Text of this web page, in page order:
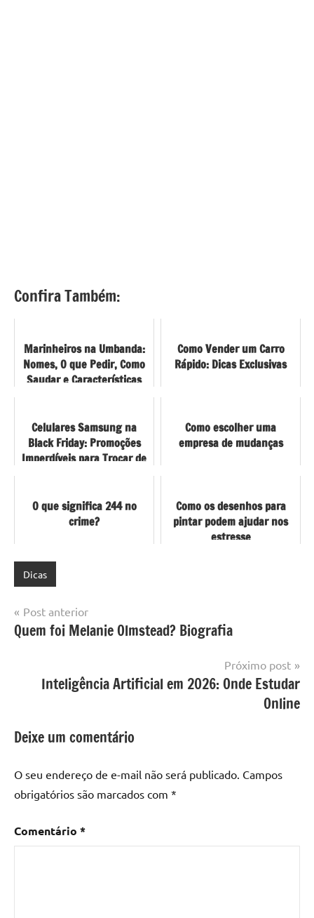
Confira Também:
Marinheiros na Umbanda:
Nomes, O que Pedir, Como
Saudar e Características
Como Vender um Carro
Rápido: Dicas Exclusivas
Celulares Samsung na
Black Friday: Promoções
Imperdíveis para Trocar de
Como escolher uma
empresa de mudanças
O que significa 244 no
crime?
Como os desenhos para
pintar podem ajudar nos
estresse
Dicas
Navegação
de
Post anterior
Quem foi Melanie Olmstead? Biografia
Próximo post
Inteligência Artificial em 2026: Onde Estudar
Online
Deixe um comentário
O seu endereço de e-mail não será publicado. Campos
obrigatórios são marcados com *
Comentário *